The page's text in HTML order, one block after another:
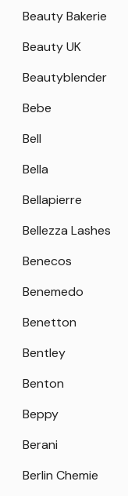
Beauty Bakerie
Beauty UK
Beautyblender
Bebe
Bell
Bella
Bellapierre
Bellezza Lashes
Benecos
Benemedo
Benetton
Bentley
Benton
Beppy
Berani
Berlin Chemie